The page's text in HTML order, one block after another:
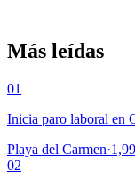
Más leídas
01
Inicia paro laboral en
Playa del Carmen·
02